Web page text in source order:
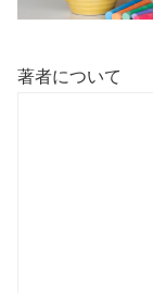
著者について